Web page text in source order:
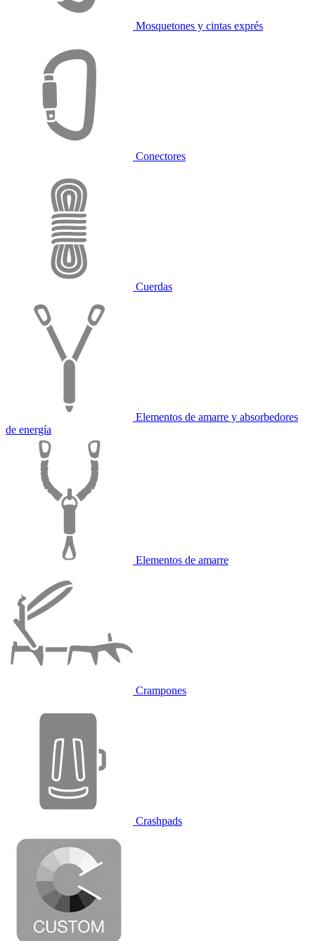
Mosquetones y cintas exprés
Conectores
Cuerdas
Elementos de amarre y absorbedores
de energía
Elementos de amarre
Crampones
Crashpads